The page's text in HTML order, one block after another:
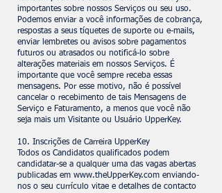
importantes sobre nossos Serviços ou seu uso.
Podemos enviar a você informações de cobrança,
respostas a seus tíquetes de suporte ou e-mails,
enviar lembretes ou avisos sobre pagamentos
futuros ou atrasados ou notificá-lo sobre
alterações materiais em nossos Serviços. É
importante que você sempre receba essas
mensagens. Por esse motivo, não é possível
cancelar o recebimento de tais Mensagens de
Serviço e Faturamento, a menos que você não
seja mais um Visitante ou Usuário UpperKey.
10. Inscrições de Carreira UpperKey
Todos os Candidatos qualificados podem
candidatar-se a qualquer uma das vagas abertas
publicadas em www.theUpperKey.com enviando-
nos o seu currículo vitae e detalhes de contacto